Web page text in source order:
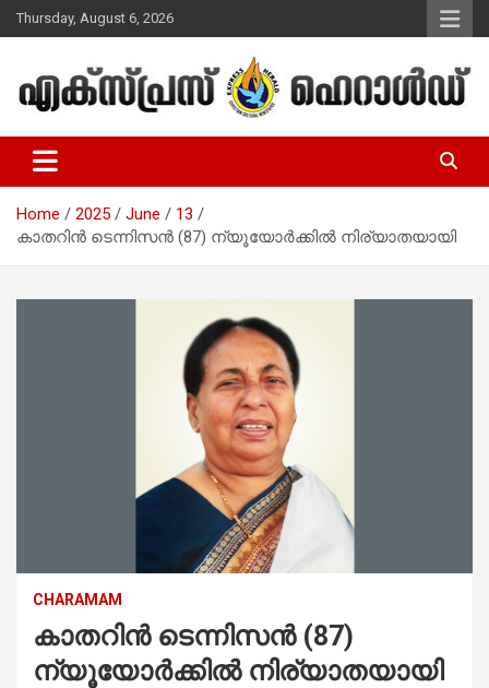
Skip
to
Thursday, August 6, 2026
Express Herald – Malayalam
Christian News
Home 2025 June
13
കാതറിന്‍ ടെന്നിസന്‍ (87) ന്യൂയോര്‍ക്കില്‍ നിര്യാതയായി
CHARAMAM
കാതറിന്‍ ടെന്നിസന്‍ (87)
ന്യൂയോര്‍ക്കില്‍ നിര്യാതയായി